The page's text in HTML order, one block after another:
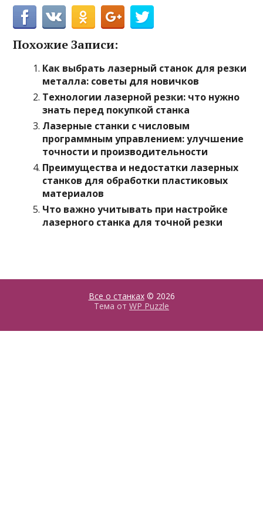
Похожие Записи:
Как выбрать лазерный станок для резки
металла: советы для новичков
Технологии лазерной резки: что нужно
знать перед покупкой станка
Лазерные станки с числовым
программным управлением: улучшение
точности и производительности
Преимущества и недостатки лазерных
станков для обработки пластиковых
материалов
Что важно учитывать при настройке
лазерного станка для точной резки
Все о станках© 2026
Тема от WP Puzzle